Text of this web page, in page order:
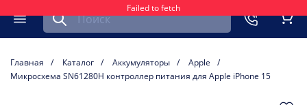
Failed to fetch
Меню
Найти запчасть для мобильного устройства
Главная Каталог Аккумуляторы
Apple
Микросхема SN61280H контроллер питания для Apple iPhone 15